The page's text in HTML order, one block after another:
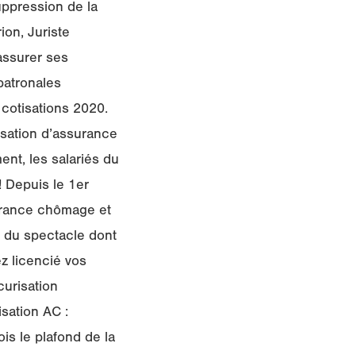
de la
Juriste
ses
2020.
d’assurance
les salariés du
Depuis le 1er
chômage et
du spectacle dont
licencié vos
AC :
le plafond de la